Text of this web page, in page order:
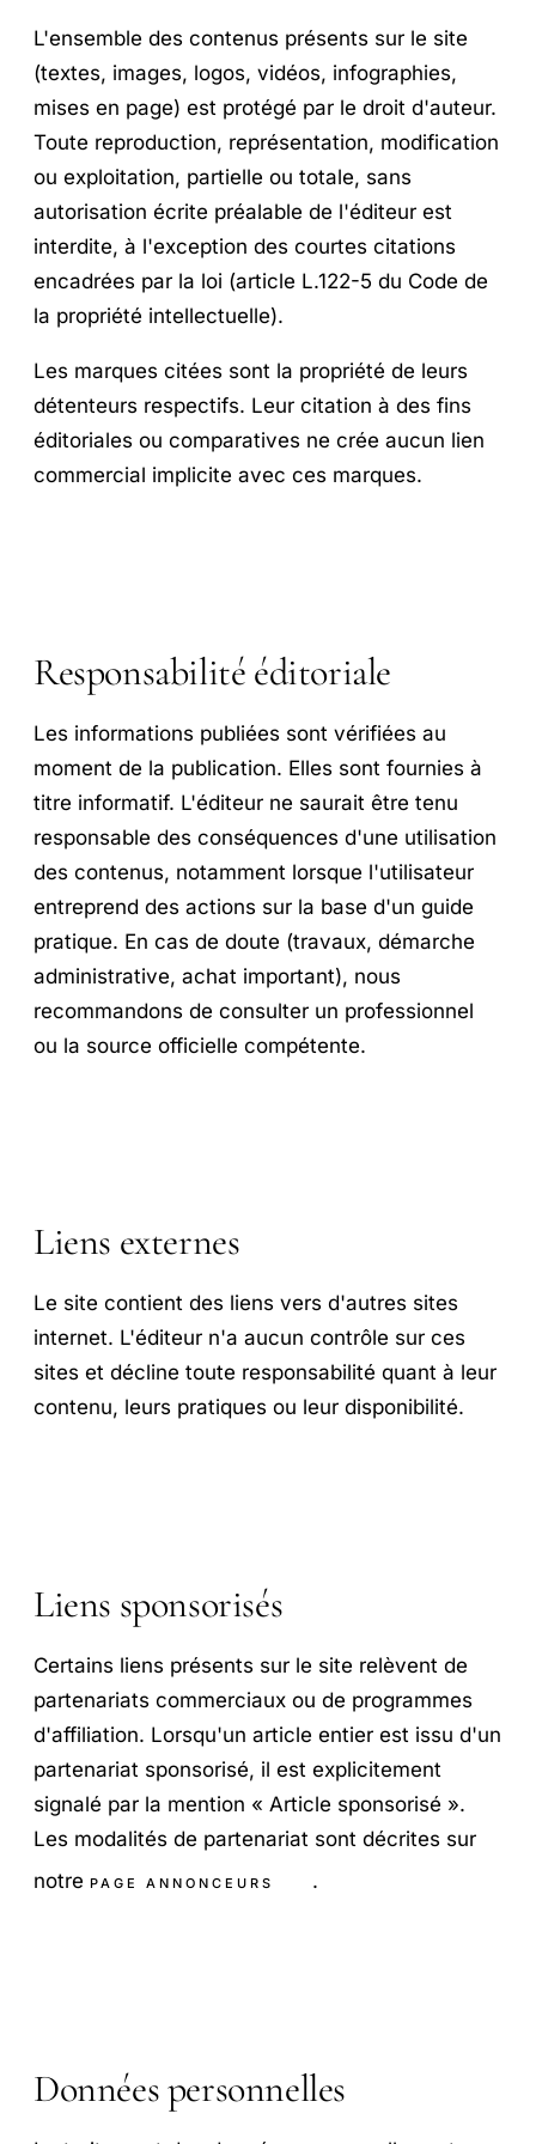
L'ensemble des contenus présents sur le site
(textes, images, logos, vidéos, infographies,
mises en page) est protégé par le droit d'auteur.
Toute reproduction, représentation, modification
ou exploitation, partielle ou totale, sans
autorisation écrite préalable de l'éditeur est
interdite, à l'exception des courtes citations
encadrées par la loi (article L.122-5 du Code de
la propriété intellectuelle).
Les marques citées sont la propriété de leurs
détenteurs respectifs. Leur citation à des fins
éditoriales ou comparatives ne crée aucun lien
commercial implicite avec ces marques.
Responsabilité éditoriale
Les informations publiées sont vérifiées au
moment de la publication. Elles sont fournies à
titre informatif. L'éditeur ne saurait être tenu
responsable des conséquences d'une utilisation
des contenus, notamment lorsque l'utilisateur
entreprend des actions sur la base d'un guide
pratique. En cas de doute (travaux, démarche
administrative, achat important), nous
recommandons de consulter un professionnel
ou la source officielle compétente.
Liens externes
Le site contient des liens vers d'autres sites
internet. L'éditeur n'a aucun contrôle sur ces
sites et décline toute responsabilité quant à leur
contenu, leurs pratiques ou leur disponibilité.
Liens sponsorisés
Certains liens présents sur le site relèvent de
partenariats commerciaux ou de programmes
d'affiliation. Lorsqu'un article entier est issu d'un
partenariat sponsorisé, il est explicitement
signalé par la mention « Article sponsorisé ».
Les modalités de partenariat sont décrites sur
notre PAGE ANNONCEURS .
Données personnelles